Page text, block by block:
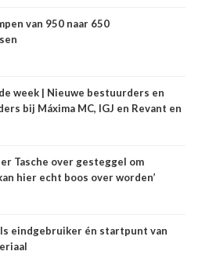
van 950 naar 650
week | Nieuwe bestuurders en
bij Máxima MC, IGJ en Revant en
Tasche over gesteggel om
hier echt boos over worden’
eindgebruiker én startpunt van